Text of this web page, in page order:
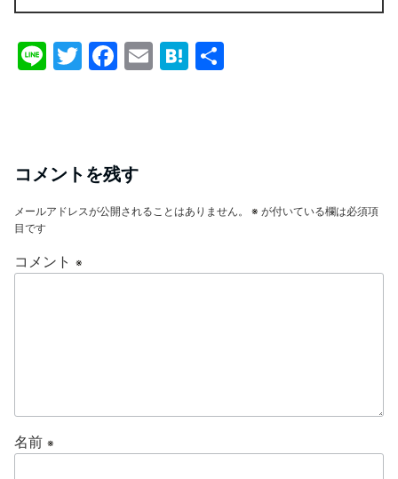
Li T
F
b
o
o
E
H
コメントを残す
メールアドレスが公開されることはありません。 ※ が付いている欄は必須項
目です
コメント ※
名前 ※